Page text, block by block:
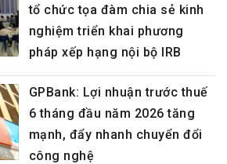
tổ chức tọa đàm chia sẻ kinh
nghiệm triển khai phương
pháp xếp hạng nội bộ IRB
GPBank: Lợi nhuận trước thuế
6 tháng đầu năm 2026 tăng
mạnh, đẩy nhanh chuyển đổi
công nghệ